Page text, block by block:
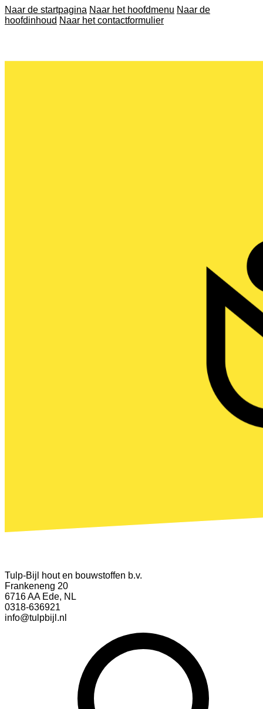
Naar de startpagina Naar het hoofdmenu Naar de
hoofdinhoud Naar het contactformulier
Tulp-Bijl hout en bouwstoffen b.v.
Frankeneng 20
6716 AA Ede, NL
0318-636921
info@tulpbijl.nl